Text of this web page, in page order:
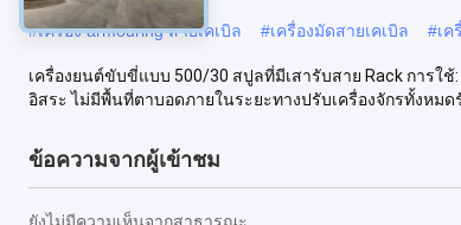
#เครื่อง armouring สายเคเบิล #เครื่องมัดสายเคเบิล #เค
เครื่องยนต์ขับขี่แบบ 500/30 สปูลที่มีเสารับสาย Rack การใ
อิสระ ไม่มีพื้นที่ตาบอดภายในระยะทางปรับเครื่องจักรทั้งหมดรั
ข้อความจากผู้เข้าชม
ยังไม่มีความเห็นจากสาธารณะ